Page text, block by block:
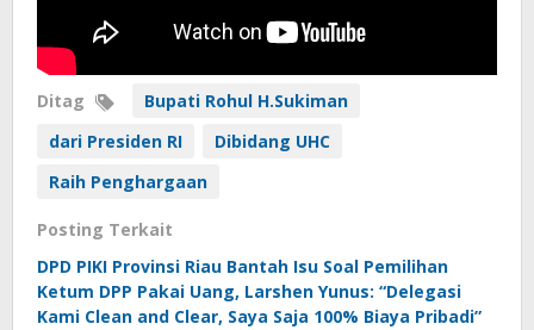
Ditag
Bupati Rohul H.Sukiman
dari Presiden RI
Dibidang UHC
Raih Penghargaan
Posting Terkait
DPD PIKI Provinsi Riau Bantah Isu Soal Pemilihan
Ketum DPP Pakai Uang, Larshen Yunus: “Delegasi
Kami Clean and Clear, Saya Saja 100% Biaya Pribadi”